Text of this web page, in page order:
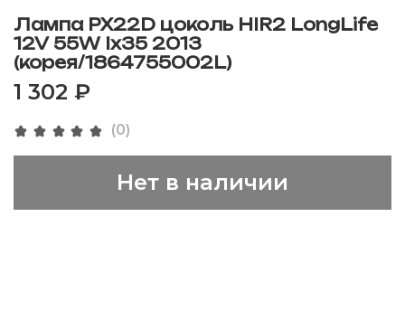
(0)
Лампа PX22D цоколь HIR2 LongLife
12V 55W Ix35 2013
(корея/1864755002L)
1 302 ₽
Нет в наличии